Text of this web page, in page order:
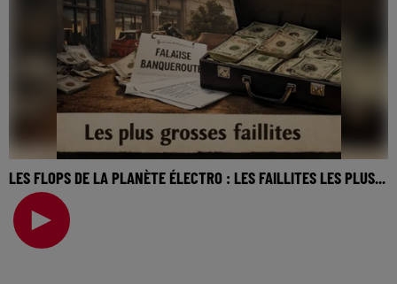
LES FLOPS DE LA PLANÈTE ÉLECTRO : LES FAILLITES LES PLUS...
La music story du jour c’est celle des flops de la planète
électro… Ce qui a commencé comme une cult